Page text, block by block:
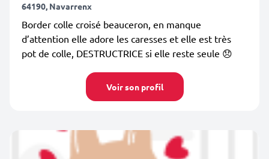
64190, Navarrenx
Border colle croisé beauceron, en manque
d’attention elle adore les caresses et elle est très
pot de colle, DESTRUCTRICE si elle reste seule 😞
Voir son profil